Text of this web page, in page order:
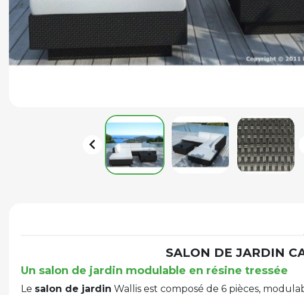

SALON DE JARDIN
Un salon de jardin modulable en résine tressée
Le salon de jardin Wallis est composé de 6 pièces,